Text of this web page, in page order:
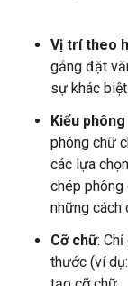
Vị trí theo
gắng đặt
sự khác
Kiểu
phông chữ
các lựa
chép phông
những cách
Cỡ chữ:
thước (ví dụ: